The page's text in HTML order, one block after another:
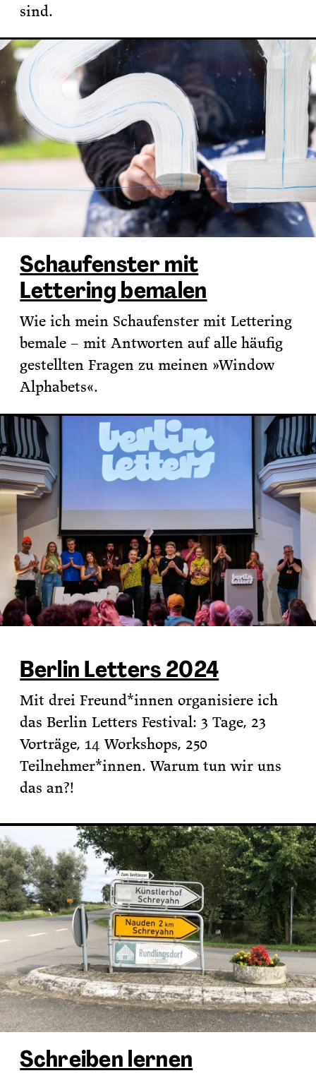
sind.
Schaufenster mit
Lettering bemalen
Wie ich mein Schaufenster mit Lettering
bemale – mit Antworten auf alle häufig
gestellten Fragen zu meinen »Window
Alphabets«.
Berlin Letters 2024
Mit drei Freund*innen organisiere ich
das Berlin Letters Festival: 3 Tage, 23
Vorträge, 14 Workshops, 250
Teilnehmer*innen. Warum tun wir uns
das an?!
Schreiben lernen